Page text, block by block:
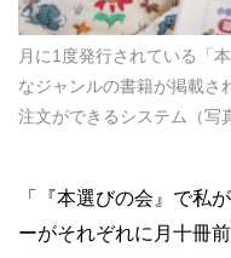
月に1度発行されている「
なジャンルの書籍が掲載さ
注文ができるシステム（写
「『本選びの会』で私
ーがそれぞれに月十冊